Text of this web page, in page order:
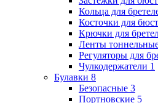
Кольца для
Косточки для
Крючки для
Ленты
Регуляторы для
Чулкодержатели 1
Булавки 8
Безопасные 3
Портновские 5